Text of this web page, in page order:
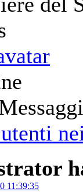
11:39:35